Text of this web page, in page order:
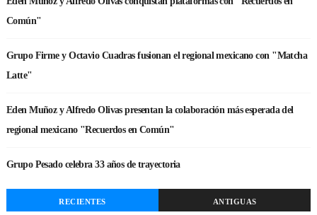
Común"
Grupo Firme y Octavio Cuadras fusionan el regional mexicano con "Matcha
Latte"
Eden Muñoz y Alfredo Olivas presentan la colaboración más esperada del
regional mexicano "Recuerdos en Común"
Grupo Pesado celebra 33 años de trayectoria
RECIENTES ANTIGUAS